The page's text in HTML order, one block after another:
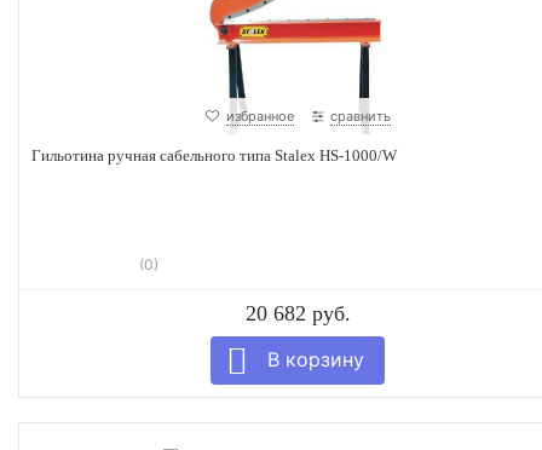
избранное сравнить
Гильотина ручная сабельного типа Stalex HS-1000/W
(0)
20 682 руб.